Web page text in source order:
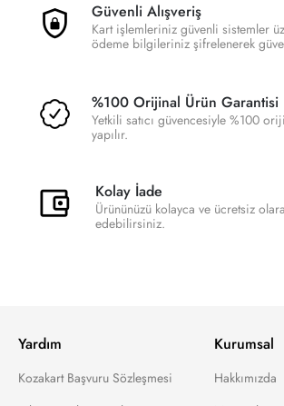
Güvenli Alışveriş
Kart işlemleriniz güvenli sistemler
ödeme bilgileriniz şifrelenerek
%100 Orijinal Ürün Garantisi
Yetkili satıcı güvencesiyle %100
yapılır.
Kolay İade
Ürününüzü kolayca ve ücretsiz
edebilirsiniz.
Yardım
Kozakart Başvuru Sözleşmesi
Kurumsal
Hakkımızda